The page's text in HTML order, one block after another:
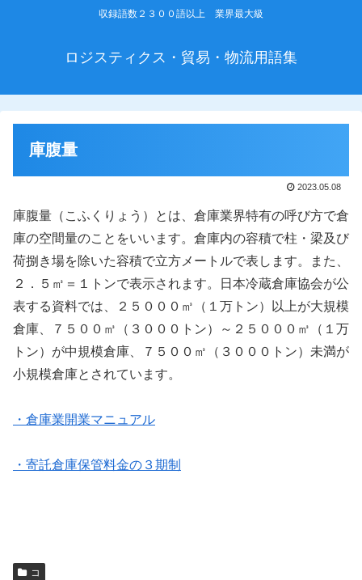
収録語数２３００語以上 業界最大級
ロジスティクス・貿易・物流用語集
庫腹量
2023.05.08
庫腹量（こふくりょう）とは、倉庫業界特有の呼び方で倉
庫の空間量のことをいいます。倉庫内の容積で柱・梁及び
荷捌き場を除いた容積で立方メートルで表します。また、
２．５㎥＝１トンで表示されます。日本冷蔵倉庫協会が公
表する資料では、２５０００㎥（１万トン）以上が大規模
倉庫、７５００㎥（３０００トン）～２５０００㎥（１万
トン）が中規模倉庫、７５００㎥（３０００トン）未満が
小規模倉庫とされています。
・倉庫業開業マニュアル
・寄託倉庫保管料金の３期制
コ